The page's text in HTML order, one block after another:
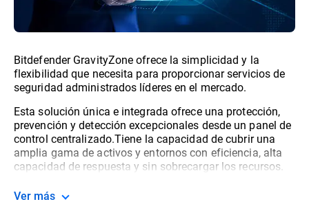
Bitdefender GravityZone ofrece la simplicidad y la
flexibilidad que necesita para proporcionar servicios de
seguridad administrados líderes en el mercado.
Esta solución única e integrada ofrece una protección,
prevención y detección excepcionales desde un panel de
control centralizado.Tiene la capacidad de cubrir una
amplia gama de activos y entornos con eficiencia, alta
capacidad de respuesta y sin sobrecargar los recursos.
Ver más